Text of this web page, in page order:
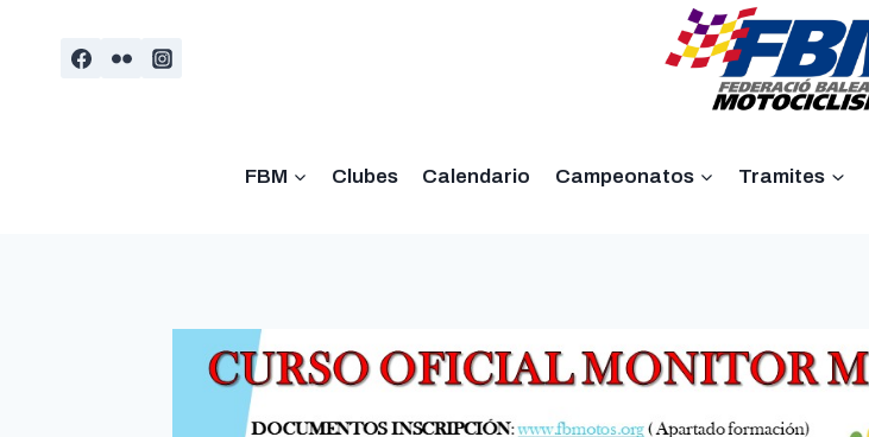
FBM Clubes Calendario Campeonatos Tramites